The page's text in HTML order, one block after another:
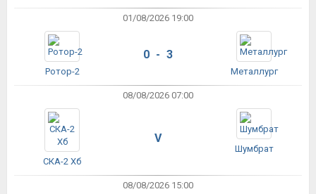
01/08/2026 19:00
Ротор-2
0 - 3
Металлург
08/08/2026 07:00
СКА-2 Хб
V
Шумбрат
08/08/2026 15:00